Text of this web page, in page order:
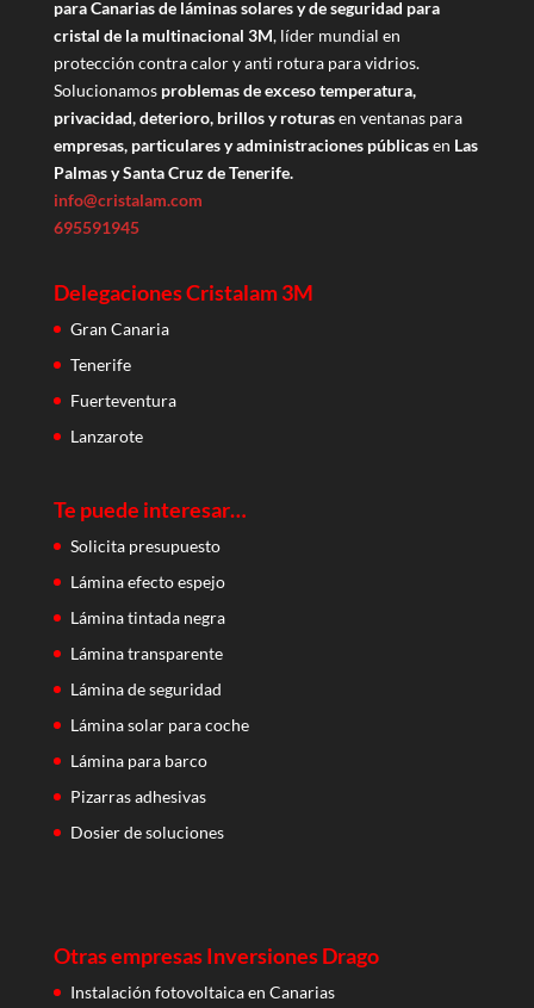
para Canarias de láminas solares y de seguridad para
cristal de la multinacional 3M, líder mundial en
protección contra calor y anti rotura para vidrios.
Solucionamos problemas de exceso temperatura,
privacidad, deterioro, brillos y roturasen ventanas para
empresas, particulares y administraciones públicasen Las
Palmas y Santa Cruz de Tenerife.
info@cristalam.com
695591945
Delegaciones Cristalam 3M
Gran Canaria
Tenerife
Fuerteventura
Lanzarote
Te puede interesar…
Solicita presupuesto
Lámina efecto espejo
Lámina tintada negra
Lámina transparente
Lámina de seguridad
Lámina solar para coche
Lámina para barco
Pizarras adhesivas
Dosier de soluciones
Otras empresas Inversiones Drago
Instalación fotovoltaica en Canarias